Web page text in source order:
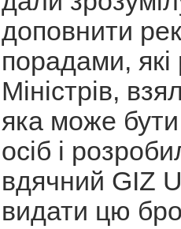
доповнити
порадами, які
Міністрів,
яка може
осіб і
вдячний GIZ
видати цю